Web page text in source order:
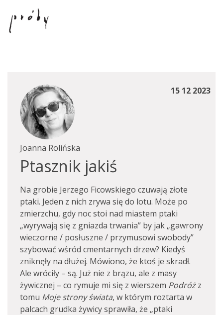
15 12 2023
Joanna Rolińska
Ptasznik jakiś
Na grobie Jerzego Ficowskiego czuwają złote
ptaki. Jeden z nich zrywa się do lotu. Może po
zmierzchu, gdy noc stoi nad miastem ptaki
„wyrywają się z gniazda trwania” by jak „gawrony
wieczorne / posłuszne / przymusowi swobody”
szybować wśród cmentarnych drzew? Kiedyś
zniknęły na dłużej. Mówiono, że ktoś je skradł.
Ale wróciły – są. Już nie z brązu, ale z masy
żywicznej – co rymuje mi się z wierszem Podróżz
tomu Moje strony świata, w którym roztarta w
palcach grudka żywicy sprawiła, że „ptaki